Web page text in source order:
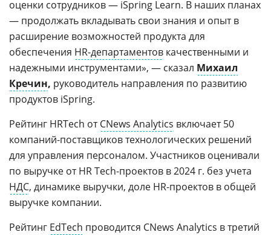
оценки сотрудников — iSpring Learn. В наших планах
— продолжать вкладывать свои знания и опыт в
расширение возможностей продукта для
обеспечения HR-департаментов качественными и
надежными инструментами», — сказал Михаил
Кречин, руководитель направления по развитию
продуктов iSpring.
Рейтинг HRTech отCNews Analytics включает 50
компаний-поставщиков технологических решений
для управления персоналом. Участников оценивали
по выручке от HR Tech-проектов в 2024 г. без учета
НДС, динамике выручки, доле HR-проектов в общей
выручке компании.
Рейтинг EdTech проводится CNews Analytics в третий